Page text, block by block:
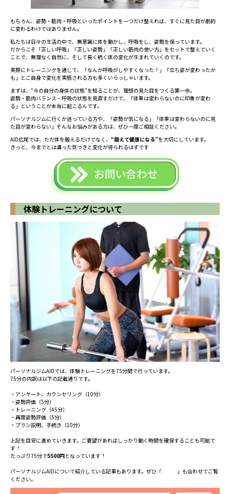
もちろん、姿勢・筋肉・呼吸といったポイントを一つだけ整えれば、すぐに見た目が劇的
に変わるわけではありません。
私たちは日々の生活の中で、無意識に体を動かし、呼吸をし、姿勢を保っています。
だからこそ「正しい呼吸」「正しい姿勢」「正しい筋肉の使い方」をセットで整えていく
ことで、無理なく自然に、そして長く続く体の変化が生まれていくのです。
実際にトレーニングを通じて、「なんか呼吸がしやすくなった！」「立ち姿が変わったか
も」とご自身で変化を実感される方も多くいらっしゃいます。
まずは、“今の自分の身体の状態”を知ることが、理想の見た目をつくる第一歩。
姿勢・筋肉バランス・呼吸の状態を見直すだけで、「体重は変わらないのに印象が変わ
る」ということが本当に起こるんです。
パーソナルジムに行くか迷っている方や、「姿勢が気になる」「体重は変わらないのに見
た目が変わらない」そんなお悩みがある方は、ぜひ一度ご相談ください。
AID広尾では、ただ体を鍛えるだけでなく、 “鍛えて健康になる”を大切にしています。
きっと、今までとは違った気づきと変化が得られるはずです
体験トレーニングについて
パーソナルジムAIDでは、体験トレーニングを75分間で行っています。
75分の内訳は以下の記載通りです。
・アンケート、カウンセリング（10分）
・姿勢評価（5分）
・トレーニング（45分）
・再度姿勢評価（5分）
・プラン説明、手続き（10分）
上記を目安に進めていきます。ご要望があればしっかり動く時間を確保することも可能で
す！
たっぷり75分で5500円となっています！
パーソナルジムAIDについて紹介している記事もあります。ぜひ「
」も合わせてご覧
ください。